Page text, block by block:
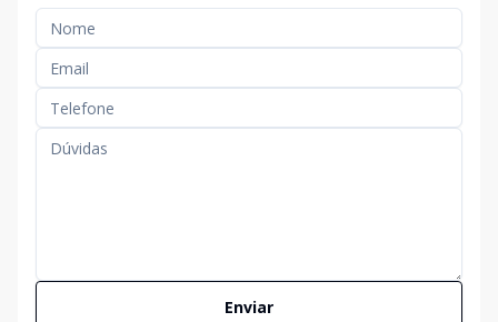
Enviar